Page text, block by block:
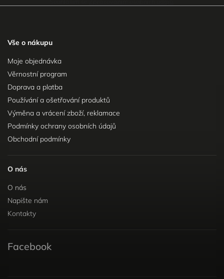
Vše o nákupu
Moje objednávka
Věrnostní program
Doprava a platba
Používání a ošetřování produktů
Výměna a vrácení zboží, reklamace
Podmínky ochrany osobních údajů
Obchodní podmínky
O nás
O nás
Napište nám
Kontakty
Facebook